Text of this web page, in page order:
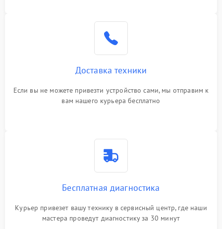
Доставка техники
Если вы не можете привезти устройство сами, мы отправим к
вам нашего курьера бесплатно
Бесплатная диагностика
Курьер привезет вашу технику в сервисный центр, где наши
мастера проведут диагностику за 30 минут